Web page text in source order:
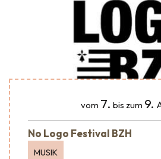
vom 7. bis zum 9.
No Logo Festival BZH
MUSIK